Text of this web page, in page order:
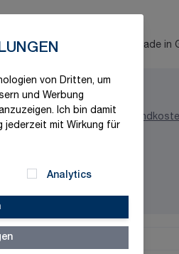
von Dritten, um
und Werbung
Ich bin damit
jederzeit mit Wirkung für
Analytics
Schnelle Lieferung Made in
€
MwSt. und zzgl.
+